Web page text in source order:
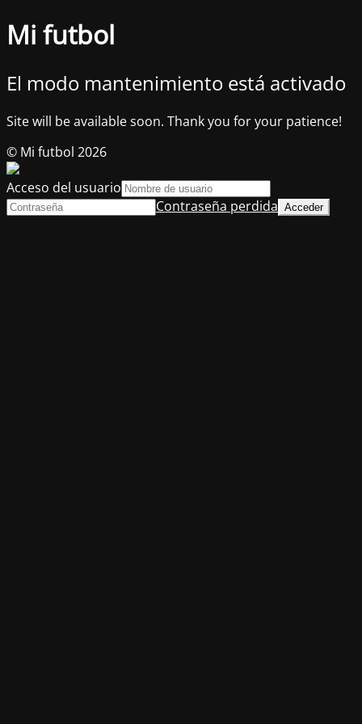
Mi futbol
El modo mantenimiento está activado
Site will be available soon. Thank you for your patience!
© Mi futbol 2026
Acceso del usuario
Contraseña perdida